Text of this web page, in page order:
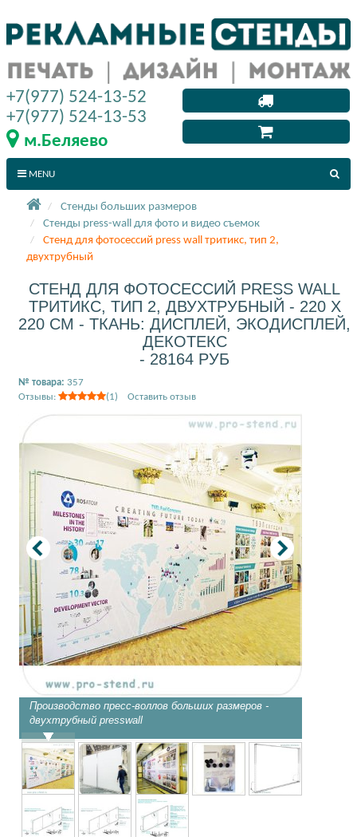
Стенды больших размеров
Стенды press-wall для фото и видео съемок
Стенд для фотосессий press wall тритикс, тип 2,
двухтрубный
СТЕНД ДЛЯ ФОТОСЕССИЙ PRESS WALL
ТРИТИКС, ТИП 2, ДВУХТРУБНЫЙ - 220 X
220 СМ - ТКАНЬ: ДИСПЛЕЙ, ЭКОДИСПЛЕЙ,
ДЕКОТЕКС
- 28164 РУБ
№ товара: 357
Отзывы:
(1) Оставить отзыв
Производство пресс-воллов больших размеров -
двухтрубный presswall
+7(977) 524-13-52
+7(977) 524-13-53
м.Беляево
MENU